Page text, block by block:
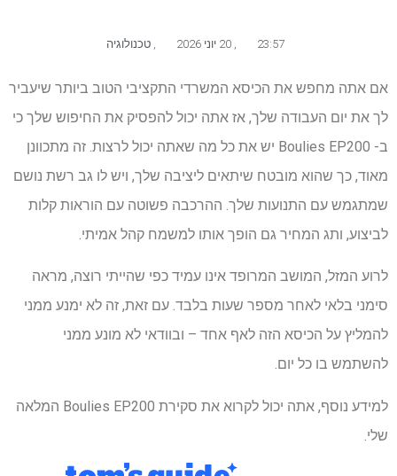
23:57 20 יוני 2026 טכנולוגיה
אם אתה מחפש את הכיסא המשרדי התקציבי הטוב ביותר שיעביר
לך את יום העבודה שלך, אז אתה יכול להפסיק את החיפוש שלך כי
ב- Boulies EP200 יש את כל מה שאתה יכול לרצות. זה מתכוונן
מאוד, כך שהוא מובטח שיתאים ליציבה שלך, ויש לו גב רשת נושם
שמתגמש עם התנועות שלך. ההרכבה פשוטה עם הוראות קלות
לביצוע, ותג המחיר גם הופך אותו למשמח קהל אמיתי.
לרוע המזל, המושב המרופד אינו עמיד כפי שהייתי רוצה, מראה
סימני בלאי לאחר מספר שעות בלבד. עם זאת, זה לא ימנע ממני
להמליץ ​​על הכיסא הזה לאף אחד – ובוודאי לא מונע ממני
להשתמש בו כל יום.
למידע נוסף, אתה יכול לקרוא את סקירת Boulies EP200 המלאה
שלי.